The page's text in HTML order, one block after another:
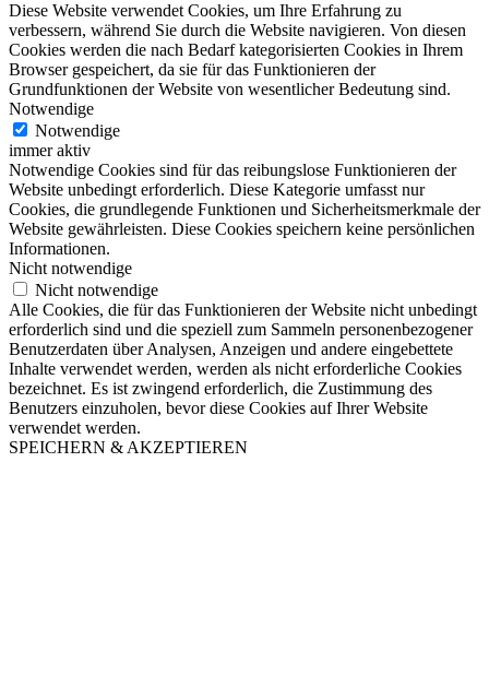
Diese Website verwendet Cookies, um Ihre Erfahrung zu
verbessern, während Sie durch die Website navigieren. Von diesen
Cookies werden die nach Bedarf kategorisierten Cookies in Ihrem
Browser gespeichert, da sie für das Funktionieren der
Grundfunktionen der Website von wesentlicher Bedeutung sind.
Notwendige
Notwendige
immer aktiv
Notwendige Cookies sind für das reibungslose Funktionieren der
Website unbedingt erforderlich. Diese Kategorie umfasst nur
Cookies, die grundlegende Funktionen und Sicherheitsmerkmale der
Website gewährleisten. Diese Cookies speichern keine persönlichen
Informationen.
Nicht notwendige
Nicht notwendige
Alle Cookies, die für das Funktionieren der Website nicht unbedingt
erforderlich sind und die speziell zum Sammeln personenbezogener
Benutzerdaten über Analysen, Anzeigen und andere eingebettete
Inhalte verwendet werden, werden als nicht erforderliche Cookies
bezeichnet. Es ist zwingend erforderlich, die Zustimmung des
Benutzers einzuholen, bevor diese Cookies auf Ihrer Website
verwendet werden.
SPEICHERN & AKZEPTIEREN